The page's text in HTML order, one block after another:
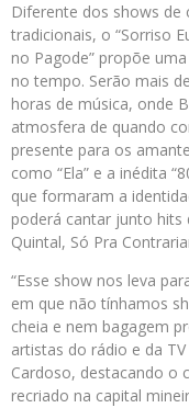
Diferente dos shows de
tradicionais, o “Sorriso
no Pagode” propõe
no tempo. Serão mais
horas de música, onde
atmosfera de quando
presente para os
como “Ela” e a inédita
que formaram a
poderá cantar junto hits
Quintal, Só Pra
“Esse show nos leva
em que não tínhamos
cheia e nem bagagem
artistas do rádio e da
Cardoso, destacando o
recriado na capital